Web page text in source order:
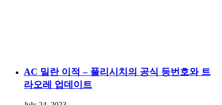
AC 밀란 이적 – 풀리시치의 공식 등번호와 트
라오레 업데이트